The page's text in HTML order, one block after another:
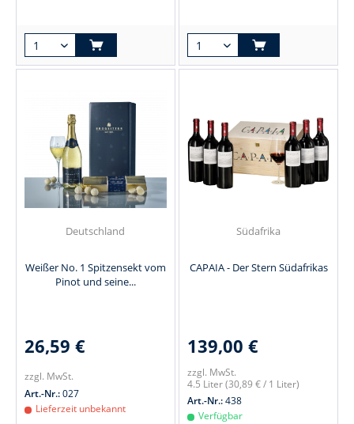
Deutschland
Weißer No. 1 Spitzensekt vom
Pinot und seine...
26,59 €
zzgl. MwSt.
Art.-Nr.:027
Lieferzeit unbekannt
Südafrika
CAPAIA - Der Stern Südafrikas
139,00 €
zzgl. MwSt.
4.5 Liter(30,89 € / 1 Liter)
Art.-Nr.:438
Verfügbar